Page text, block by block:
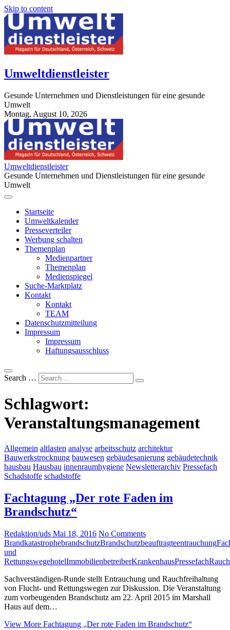
Skip to content
Umweltdienstleister
Gesunde Unternehmen und Dienstleistungen für eine gesunde
Umwelt
Montag, August 10, 2026
StuttgartApotheke.com
Umweltdienstleister
Gesunde Unternehmen und Dienstleistungen für eine gesunde
Umwelt
Startseite
Umweltkalender
Presseverteiler
Werbung schalten
Themenplan
Medienpartner
Themenplan
Medienspiegel
Suche-Marktplatz
Kontakt
Kontakt
TEAM
Datenschutzmitteilung
Impressum
Impressum
Haftungsausschluss
Search …
Schlagwort:
Veranstaltungsmanagement
Allgemein altlasten analyse arbeitsschutz architektur
Bauwerkstrocknung bauwesen gebäudesanierung gebäudetechnik
hausbau Hausbau innenraumhygiene Newsletterarchiv Pressefach
Schadstoffe schadstoffe
Fachtagung „Der rote Faden im
Brandschutz“
Redaktion/uds Mai 18, 2016 No Comments
BrandkatastrophebrandschutzBrandschutzbeauftragteentrauchung
und
RettungswegehotelImmobilienbetreiberKrankenhausPressefach
Sachverständigen-Runde stellt Entrauchung und Rauchfreihaltung
von Flucht- und Rettungswegen zur Diskussion. Die Veranstaltung
zum vorbeugenden Brandschutz am 22. April 2015 im Marshall
Haus auf dem…
View More Fachtagung „Der rote Faden im Brandschutz“